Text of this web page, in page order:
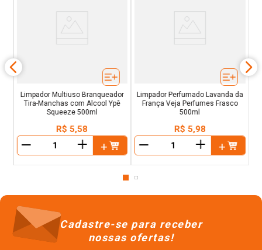
Limpador Multiuso Branqueador
Tira-Manchas com Alcool Ypê
Squeeze 500ml
R$ 5,58
＋
Limpador Perfumado Lavanda da
França Veja Perfumes Frasco
500ml
R$ 5,98
＋
Cadastre-se para receber
nossas ofertas!